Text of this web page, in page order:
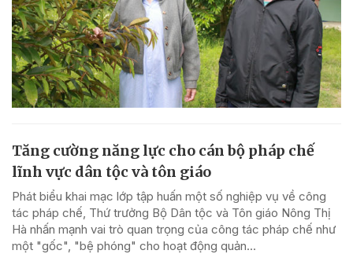
Tăng cường năng lực cho cán bộ pháp chế
lĩnh vực dân tộc và tôn giáo
Phát biểu khai mạc lớp tập huấn một số nghiệp vụ về công
tác pháp chế, Thứ trưởng Bộ Dân tộc và Tôn giáo Nông Thị
Hà nhấn mạnh vai trò quan trọng của công tác pháp chế như
một "gốc", "bệ phóng" cho hoạt động quản...